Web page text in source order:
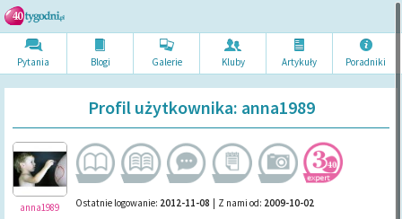
Pytania Blogi Galerie Kluby Artykuły Poradniki
Profil użytkownika: anna1989
anna1989 Ostatnie logowanie: 2012-11-08 | Z nami od: 2009-10-02